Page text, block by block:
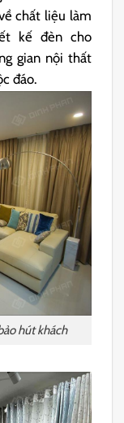
chất liệu làm
kế đèn cho
gian nội thất
đáo.
hút khách